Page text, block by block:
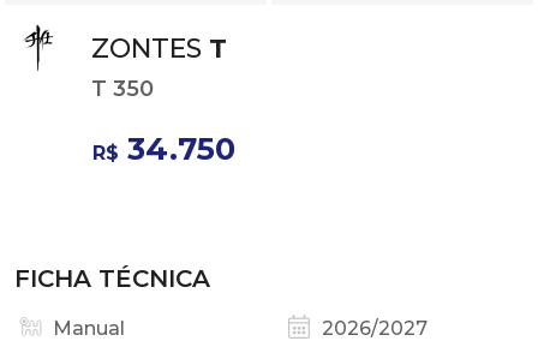
ZONTES T
T 350
R$ 34.750
FICHA TÉCNICA
Manual 2026/2027